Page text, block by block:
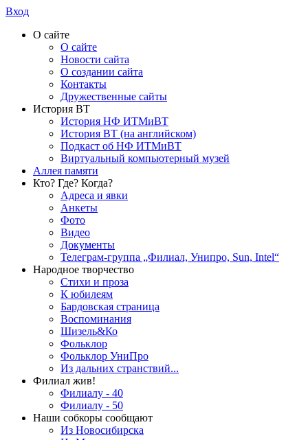
Вход
О сайте
О сайте
Новости сайта
О создании сайта
Контакты
Дружественные сайты
История ВТ
История НФ ИТМиВТ
История ВТ (на английском)
Подкаст об НФ ИТМиВТ
Виртуальный компьютерный музей
Аллея памяти
Кто? Где? Когда?
Адреса и явки
Анкеты
Фото
Видео
Документы
Телеграм-группа „Филиал, Унипро, Sun, Intel“
Народное творчество
Стихи и проза
К юбилеям
Бардовская страница
Воспоминания
Шизель&Ко
Фольклор
Фольклор УниПро
Из дальних странствий...
Филиал жив!
Филиалу - 40
Филиалу - 50
Наши собкоры сообщают
Из Новосибирска